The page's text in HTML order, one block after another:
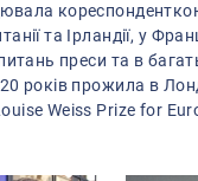
та Ірландії, у
преси та в
років прожила в
Weiss Prize for